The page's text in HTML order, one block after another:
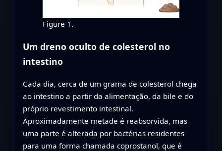
Figure 1.
Um dreno oculto de colesterol no
intestino
Cada dia, cerca de um grama de colesterol chega
ao intestino a partir da alimentação, da bile e do
próprio revestimento intestinal.
Aproximadamente metade é reabsorvida, mas
uma parte é alterada por bactérias residentes
para uma forma chamada coprostanol, que é